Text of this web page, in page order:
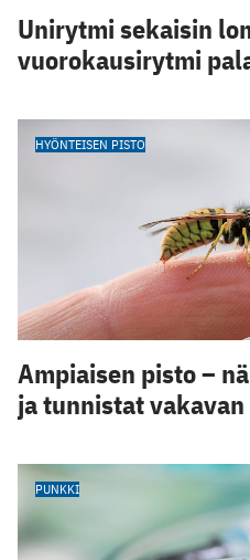
Unirytmi sekaisin
vuorokausirytmi
HYÖNTEISEN PISTO
Ampiaisen pisto –
ja tunnistat
PUNKKI